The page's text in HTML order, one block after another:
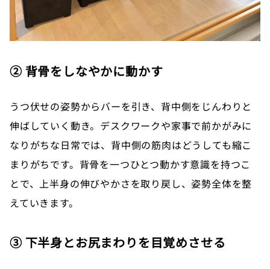
② 背骨をしなやかに動かす
うつ伏せの姿勢からバーを引き、背中側をじんわりと
伸ばしていく動き。デスクワークや家事で前かがみに
なりがちな日常では、背中側の筋肉はどうしても縮こ
まりがちです。背骨を一つひとつ動かす意識を持つこ
とで、上半身の伸びやかさを取り戻し、姿勢全体を整
えていきます。
③ 下半身とお尻まわりを目覚めさせる